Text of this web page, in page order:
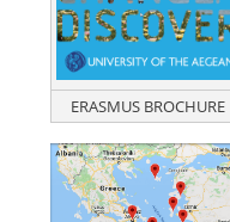
ERASMUS BROCHURE